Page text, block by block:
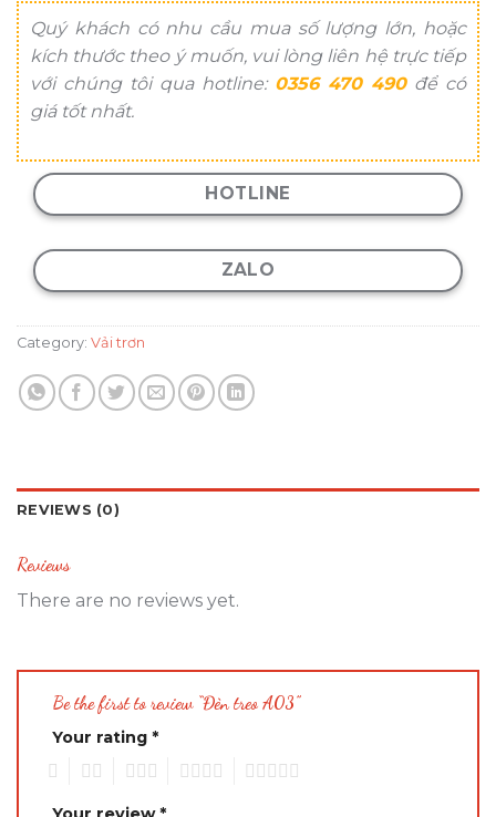
Quý khách có nhu cầu mua số lượng lớn, hoặc
kích thước theo ý muốn, vui lòng liên hệ trực tiếp
với chúng tôi qua hotline: 0356 470 490để có
giá tốt nhất.
HOTLINE
ZALO
Category: Vải trơn
REVIEWS (0)
Reviews
There are no reviews yet.
Be the first to review “Đèn treo A03”
Your rating *